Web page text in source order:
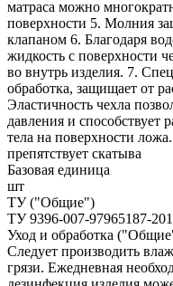
матраса можно
поверхности 5. Молния
клапаном 6. Благодаря
жидкость с поверхности
во внутрь изделия. 7.
обработка, защищает от
Эластичность чехла
давления и
тела на поверхности
препятствует скатыва
Базовая единица
шт
ТУ ("Общие")
ТУ 9396-007-97965187-
Уход и обработка
Следует производить
грязи. Ежедневная